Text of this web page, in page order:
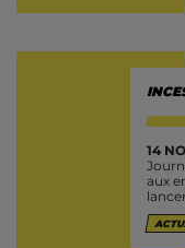
14
aux